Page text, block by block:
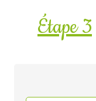
Étape 3